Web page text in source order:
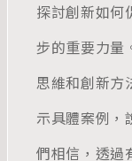
探討創新如何
步的重要力量
思維和創新方
示具體案例，
們相信，透過